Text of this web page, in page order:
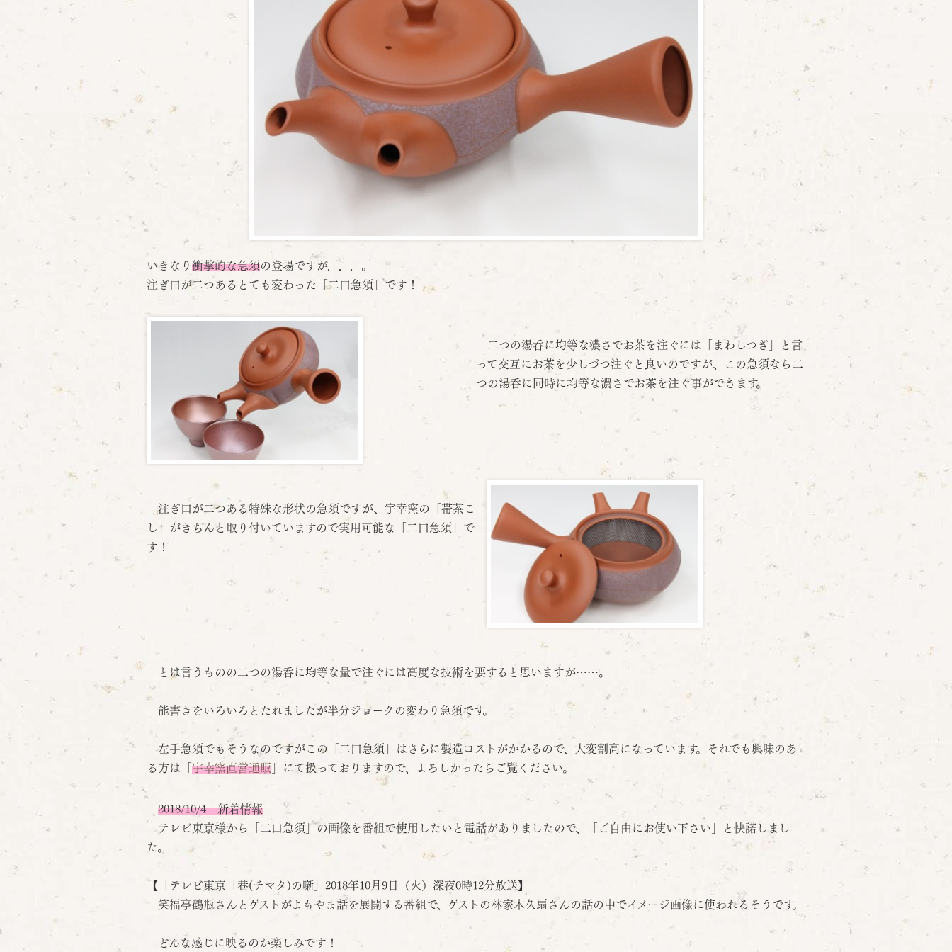
いきなり 衝撃的な急須の登場ですが．．．。
注ぎ口が二つあるとても変わった「二口急須」です！
二つの湯呑に均等な濃さでお茶を注ぐには「まわしつぎ」と言
って交互にお茶を少しづつ注ぐと良いのですが、この急須なら二
つの湯呑に同時に均等な濃さでお茶を注ぐ事ができます。
注ぎ口が二つある特殊な形状の急須ですが、宇幸窯の「帯茶こ
し」がきちんと取り付いていますので実用可能な「二口急須」で
す！
とは言うものの二つの湯呑に均等な量で注ぐには高度な技術を要すると思いますが……。
能書きをいろいろとたれましたが半分ジョークの変わり急須です。
左手急須でもそうなのですがこの「二口急須」はさらに製造コストがかかるので、大変割高になっています。それでも興味のあ
る方は「 宇幸窯直営通販 」にて扱っておりますので、よろしかったらご覧ください。
2018/10/4 新着情報
テレビ東京様から「二口急須」の画像を番組で使用したいと電話がありましたので、「ご自由にお使い下さい」と快諾しまし
た。
【「テレビ東京「巷(チマタ)の噺」2018年10月9日（火）深夜0時12分放送】
笑福亭鶴瓶さんとゲストがよもやま話を展開する番組で、ゲストの林家木久扇さんの話の中でイメージ画像に使われるそうです。
どんな感じに映るのか楽しみです！